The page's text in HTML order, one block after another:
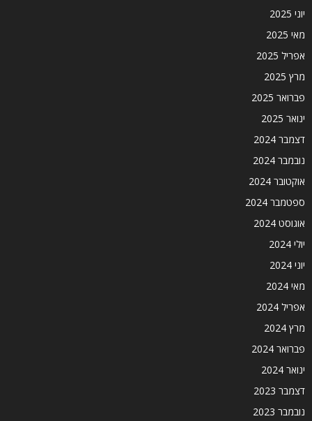
יוני 2025
מאי 2025
אפריל 2025
מרץ 2025
פברואר 2025
ינואר 2025
דצמבר 2024
נובמבר 2024
אוקטובר 2024
ספטמבר 2024
אוגוסט 2024
יולי 2024
יוני 2024
מאי 2024
אפריל 2024
מרץ 2024
פברואר 2024
ינואר 2024
דצמבר 2023
נובמבר 2023